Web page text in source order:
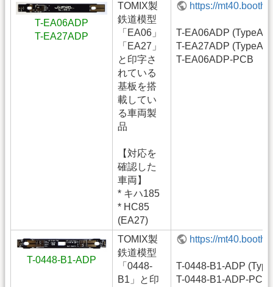
T-EA06ADP
T-EA27ADP
TOMIX製
鉄道模型
「EA06」
「EA27」
と印字さ
れている
基板を搭
載してい
る車両製
品
【対応を
確認した
車両】
* キハ185
* HC85
(EA27)
https://
T-EA06ADP (TypeA)
T-EA27ADP (TypeA)
T-EA06ADP-PCB
T-0448-B1-ADP
TOMIX製
鉄道模型
「0448-
B1」と印
https://
T-0448-B1-ADP
T-0448-B1-ADP-PCB